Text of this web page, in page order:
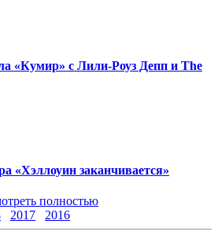
«Кумир» с Лили-Роуз Депп и The
«Хэллоуин заканчивается»
полностью
2017 2016